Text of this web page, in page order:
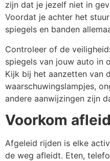
zijn dat je jezelf niet in
Voordat je achter het
spiegels en banden
Controleer of de
spiegels van jouw auto in
Kijk bij het aanzetten van
waarschuwingslampjes,
andere aanwijzingen zijn
Voorkom
Afgeleid rijden is elke
de weg afleidt. Eten,